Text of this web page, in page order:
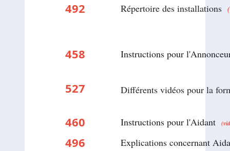
492 Répertoire des installations
458 Instructions pour
527 Différents vidéos pour la
460 Instructions pour l'Aidant
496 Explications concernant